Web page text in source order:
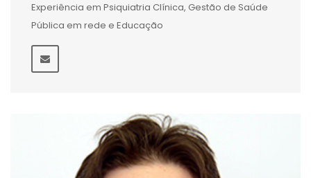
Experiência em Psiquiatria Clínica, Gestão de Saúde
Pública em rede e Educação